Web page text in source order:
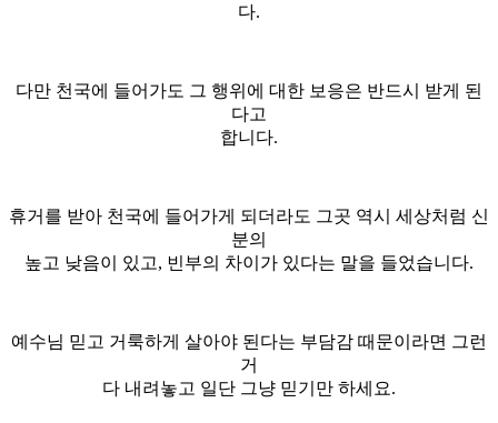
다.
다만 천국에 들어가도 그 행위에 대한 보응은 반드시 받게 된
다고
합니다.
휴거를 받아 천국에 들어가게 되더라도 그곳 역시 세상처럼 신
분의
높고 낮음이 있고, 빈부의 차이가 있다는 말을 들었습니다.
예수님 믿고 거룩하게 살아야 된다는 부담감 때문이라면 그런
거
다 내려놓고 일단 그냥 믿기만 하세요.